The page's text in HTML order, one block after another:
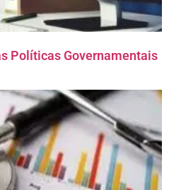
Políticas Governamentais